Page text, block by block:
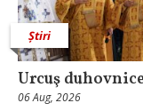
Știri
Urcuş
06 Aug, 2026